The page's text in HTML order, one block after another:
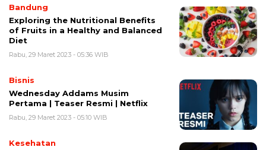
Bandung
Exploring the Nutritional Benefits
of Fruits in a Healthy and Balanced
Diet
Rabu, 29 Maret 2023 - 05:36 WIB
Bisnis
Wednesday Addams Musim
Pertama | Teaser Resmi | Netflix
Rabu, 29 Maret 2023 - 05:10 WIB
Kesehatan